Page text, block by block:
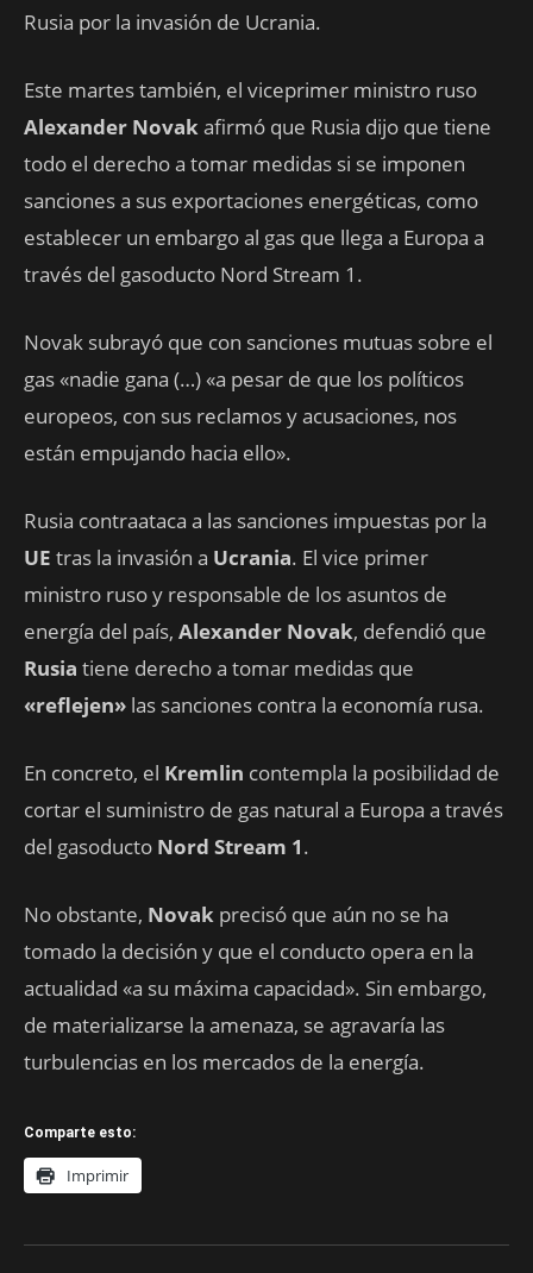
Rusia por la invasión de Ucrania.
Este martes también, el viceprimer ministro ruso
Alexander Novakafirmó que Rusia dijo que tiene
todo el derecho a tomar medidas si se imponen
sanciones a sus exportaciones energéticas, como
establecer un embargo al gas que llega a Europa a
través del gasoducto Nord Stream 1.
Novak subrayó que con sanciones mutuas sobre el
gas «nadie gana (…) «a pesar de que los políticos
europeos, con sus reclamos y acusaciones, nos
están empujando hacia ello».
Rusia contraataca a las sanciones impuestas por la
UE tras la invasión a Ucrania. El vice primer
ministro ruso y responsable de los asuntos de
energía del país, Alexander Novak, defendió que
Rusia tiene derecho a tomar medidas que
«reflejen» las sanciones contra la economía rusa.
En concreto, el Kremlin contempla la posibilidad de
cortar el suministro de gas natural a Europa a través
del gasoducto Nord Stream 1.
No obstante, Novak precisó que aún no se ha
tomado la decisión y que el conducto opera en la
actualidad «a su máxima capacidad». Sin embargo,
de materializarse la amenaza, se agravaría las
turbulencias en los mercados de la energía.
Comparte esto:
Imprimir